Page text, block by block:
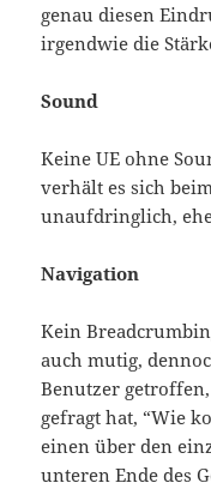
genau diesen
irgendwie die
Sound
Keine UE ohne
verhält es sich
unaufdringlich,
Navigation
Kein
auch mutig,
Benutzer
gefragt hat, “Wie
einen über den
unteren Ende des